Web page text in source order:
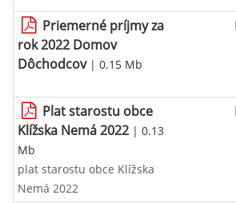
Priemerné príjmy za
rok 2022 Domov
Dôchodcov| 0.15 Mb
Plat starostu obce
Klížska Nemá 2022 | 0.13
Mb
plat starostu obce Klížska
Nemá 2022